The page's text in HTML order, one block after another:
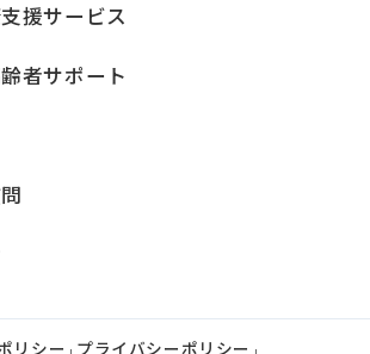
援サービス
者サポート
リシー プライバシーポリシー